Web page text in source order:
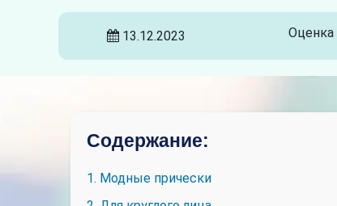
13.12.2023 Оценка
Содержание:
1. Модные прически